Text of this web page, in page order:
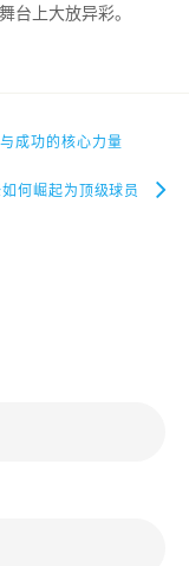
台上大放异彩。
成功的核心力量
何崛起为顶级球员